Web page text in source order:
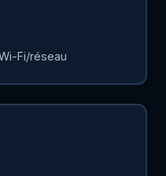
Fi/réseau